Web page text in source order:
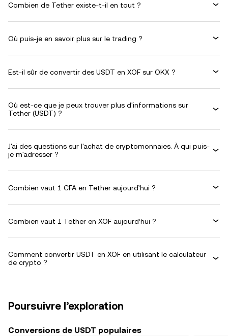
Combien de Tether existe-t-il en tout ?
Où puis-je en savoir plus sur le trading ?
Est-il sûr de convertir des USDT en XOF sur OKX ?
Où est-ce que je peux trouver plus d'informations sur
Tether (USDT) ?
J'ai des questions sur l'achat de cryptomonnaies. À qui puis-
je m'adresser ?
Combien vaut 1 CFA en Tether aujourd’hui ?
Combien vaut 1 Tether en XOF aujourd’hui ?
Comment convertir USDT en XOF en utilisant le calculateur
de crypto ?
Poursuivre l’exploration
Conversions de USDT populaires